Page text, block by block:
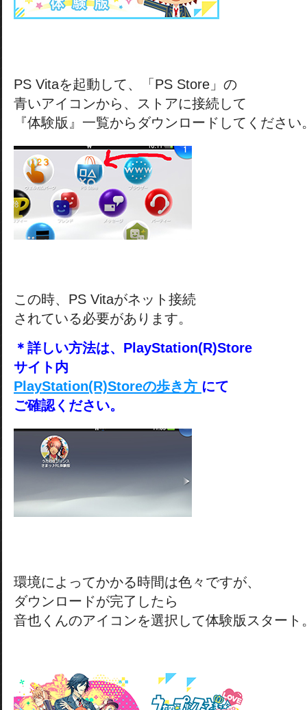
PS Vitaを起動して、「PS Store」の
青いアイコンから、ストアに接続して
『体験版』一覧からダウンロードしてください
この時、PS Vitaがネット接続
されている必要があります。
＊詳しい方法は、PlayStation(R)Store
サイト内
PlayStation(R)Storeの歩き方 にて
ご確認ください。
環境によってかかる時間は色々ですが、
ダウンロードが完了したら
音也くんのアイコンを選択して体験版スタート